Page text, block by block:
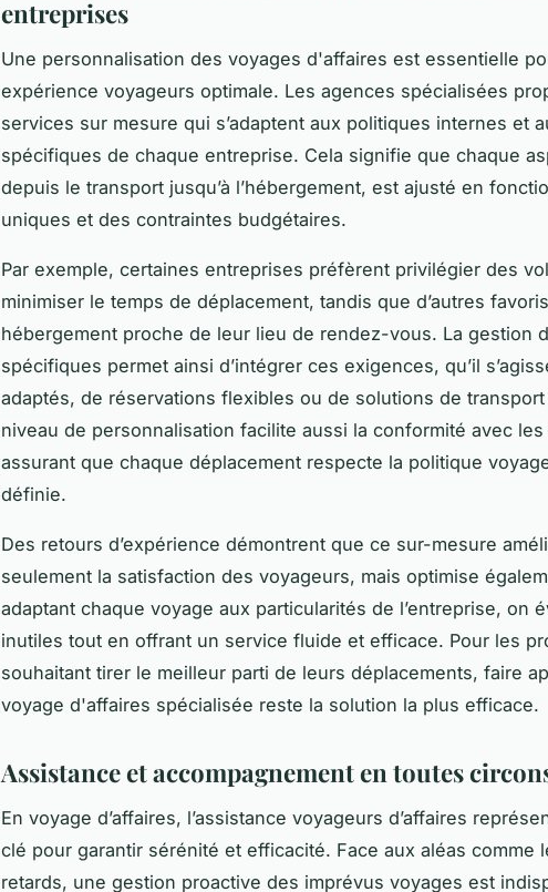
entreprises
Une personnalisation des voyages d'affaires est essentielle
expérience voyageurs optimale. Les agences spécialisées
services sur mesure qui s’adaptent aux politiques internes et
spécifiques de chaque entreprise. Cela signifie que chaque
depuis le transport jusqu’à l’hébergement, est ajusté en
uniques et des contraintes budgétaires.
Par exemple, certaines entreprises préfèrent privilégier des
minimiser le temps de déplacement, tandis que d’autres
hébergement proche de leur lieu de rendez-vous. La gestion
spécifiques permet ainsi d’intégrer ces exigences, qu’il
adaptés, de réservations flexibles ou de solutions de
niveau de personnalisation facilite aussi la conformité avec
assurant que chaque déplacement respecte la politique
définie.
Des retours d’expérience démontrent que ce sur-mesure
seulement la satisfaction des voyageurs, mais optimise
adaptant chaque voyage aux particularités de l’entreprise, on
inutiles tout en offrant un service fluide et efficace. Pour les
souhaitant tirer le meilleur parti de leurs déplacements, faire
voyage d'affaires spécialisée reste la solution la plus efficace.
Assistance et accompagnement en toutes
En voyage d’affaires, l’assistance voyageurs d’affaires
clé pour garantir sérénité et efficacité. Face aux aléas comme
retards, une gestion proactive des imprévus voyages est